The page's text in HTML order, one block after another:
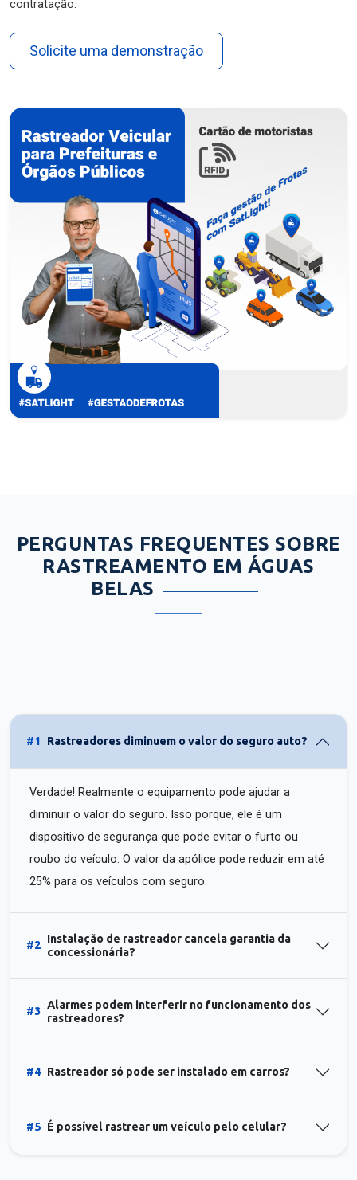
contratação.
Solicite uma demonstração
PERGUNTAS FREQUENTES SOBRE
RASTREAMENTO EM ÁGUAS
BELAS
#1 Rastreadores diminuem o valor do seguro auto?
Verdade! Realmente o equipamento pode ajudar a
diminuir o valor do seguro. Isso porque, ele é um
dispositivo de segurança que pode evitar o furto ou
roubo do veículo. O valor da apólice pode reduzir em até
25% para os veículos com seguro.
#2
Instalação de rastreador cancela garantia da
concessionária?
#3
Alarmes podem interferir no funcionamento dos
rastreadores?
#4 Rastreador só pode ser instalado em carros?
#5 É possível rastrear um veículo pelo celular?